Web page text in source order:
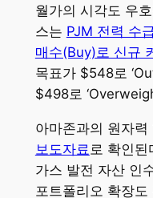
월가의 시각도 우
스는 PJM 전력 수
매수(Buy)로 신규
목표가 $548로
$498로
아마존과의 원자력
보도자료 로 확인
가스 발전 자산 인
포트폴리오 확장